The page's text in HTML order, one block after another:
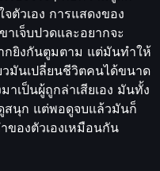
ตัวเอง การแสดงของ
าเจ็บปวดและอยากจะ
ยิงกันตูมตาม แต่มันทำให้
วมันเปลี่ยนชีวิตคนได้ขนาด
เป็นผู้ถูกล่าเสียเอง มันทั้ง
สนุก แต่พอดูจบแล้วมันก็
ของตัวเองเหมือนกัน